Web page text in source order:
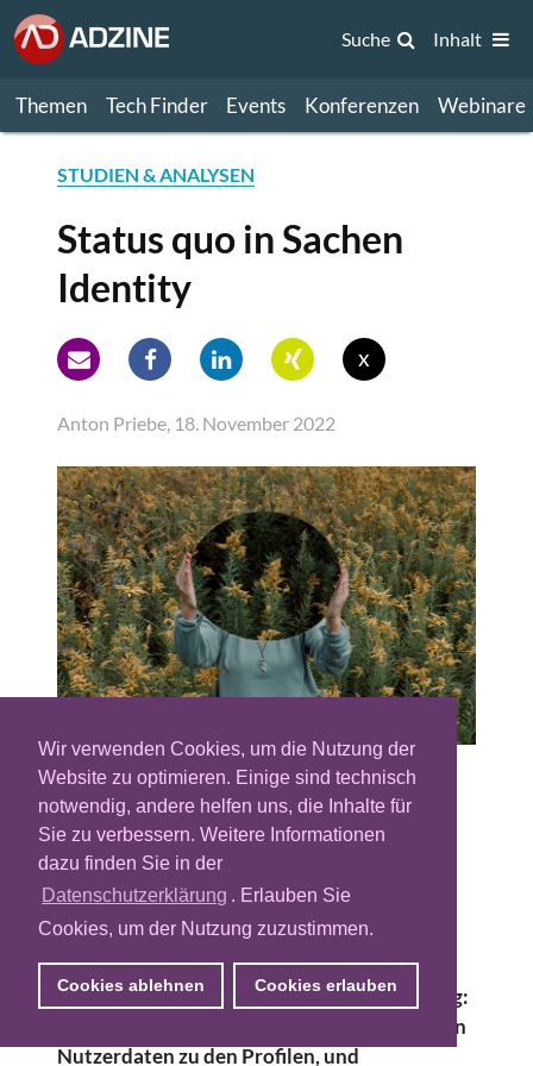
Wir verwenden Cookies, um die Nutzung der
Website zu optimieren. Einige sind technisch
notwendig, andere helfen uns, die Inhalte für
Sie zu verbessern. Weitere Informationen
dazu finden Sie in der
Datenschutzerklärung . Erlauben Sie
Cookies, um der Nutzung zuzustimmen.
Cookies ablehnen Cookies erlauben
Themen Tech Finder Events Konferenzen Webinare
Suche Inhalt
STUDIEN & ANALYSEN
Status quo in Sachen
Identity
x
Anton Priebe, 18. November 2022
Identity ist in den vergangenen Jahren zu
einem der Trendthemen im Advertising
geworden. Spätestens seitdem auch Google
ankündigte, Abstand von Third-Party-
Cookies zu nehmen, macht sich die Industrie
Gedanken, wie sie User in Zukunft noch
identifizieren kann. Dabei geht es vor allem
um zwei große Punkte in der Digitalwerbung:
Targeting, genauer gesagt die Zuordnung von
Nutzerdaten zu den Profilen, und